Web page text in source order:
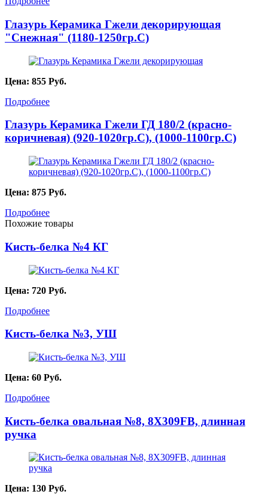
Глазурь Керамика Гжели декорирующая
"Снежная" (1180-1250гр.С)
Цена: 855 Руб.
Подробнее
Глазурь Керамика Гжели ГД 180/2 (красно-
коричневая) (920-1020гр.С), (1000-1100гр.С)
Цена: 875 Руб.
Подробнее
Похожие товары
Кисть-белка №4 КГ
Цена: 720 Руб.
Подробнее
Кисть-белка №3, УШ
Цена: 60 Руб.
Подробнее
Кисть-белка овальная №8, 8X309FB, длинная
ручка
Цена: 130 Руб.